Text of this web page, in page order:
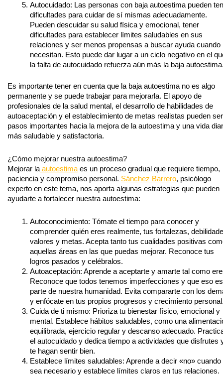
Autocuidado: Las personas con baja autoestima pueden
dificultades para cuidar de sí mismas adecuadamente.
Pueden descuidar su salud física y emocional, tener
dificultades para establecer límites saludables en sus
relaciones y ser menos propensas a buscar ayuda cuando
necesitan. Esto puede dar lugar a un ciclo negativo en el
la falta de autocuidado refuerza aún más la baja
Es importante tener en cuenta que la baja autoestima no es algo
permanente y se puede trabajar para mejorarla. El apoyo de
profesionales de la salud mental, el desarrollo de habilidades de
autoaceptación y el establecimiento de metas realistas pueden ser
pasos importantes hacia la mejora de la autoestima y una vida
más saludable y satisfactoria.
¿Cómo mejorar nuestra autoestima?
Mejorar la autoestima es un proceso gradual que requiere tiempo,
paciencia y compromiso personal. Sánchez Barrero, psicólogo
experto en este tema, nos aporta algunas estrategias que pueden
ayudarte a fortalecer nuestra autoestima:
Autoconocimiento: Tómate el tiempo para conocer y
comprender quién eres realmente, tus fortalezas,
valores y metas. Acepta tanto tus cualidades positivas
aquellas áreas en las que puedas mejorar. Reconoce tus
logros pasados y celébralos.
Autoaceptación: Aprende a aceptarte y amarte tal como
Reconoce que todos tenemos imperfecciones y que eso es
parte de nuestra humanidad. Evita compararte con los
y enfócate en tus propios progresos y crecimiento
Cuida de ti mismo: Prioriza tu bienestar físico, emocional y
mental. Establece hábitos saludables, como una
equilibrada, ejercicio regular y descanso adecuado.
el autocuidado y dedica tiempo a actividades que disfrutes
te hagan sentir bien.
Establece límites saludables: Aprende a decir «no» cuando
sea necesario y establece límites claros en tus relaciones.